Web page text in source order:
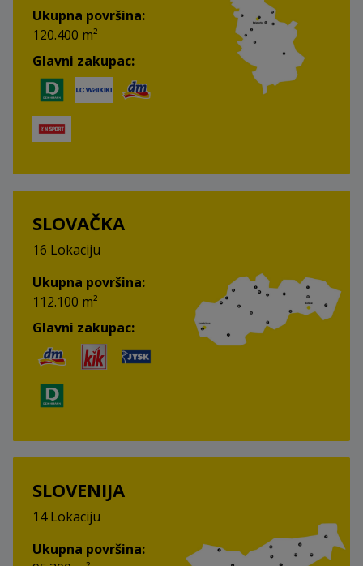
Ukupna površina:
120.400 m²
Glavni zakupac:
SLOVAČKA
16 Lokaciju
Ukupna površina:
112.100 m²
Glavni zakupac:
SLOVENIJA
14 Lokaciju
Ukupna površina: